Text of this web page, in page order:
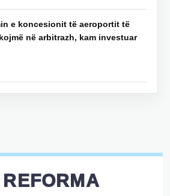
e koncesionit të aeroportit të
në arbitrazh, kam investuar